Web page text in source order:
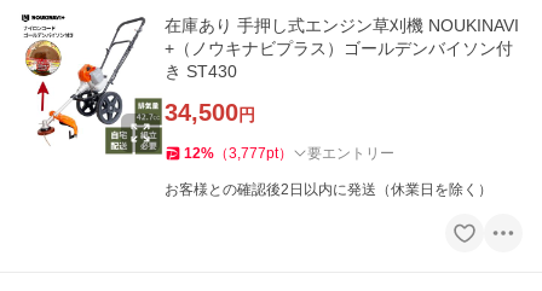
在庫あり 手押し式エンジン草刈機 NOUKINAVI
+（ノウキナビプラス）ゴールデンバイソン付
き ST430
34,500円
12% （3,777pt） 要エントリー
お客様との確認後2日以内に発送（休業日を除く）